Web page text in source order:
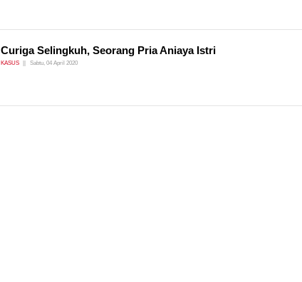
Curiga Selingkuh, Seorang Pria Aniaya Istri
KASUS Sabtu, 04 April 2020